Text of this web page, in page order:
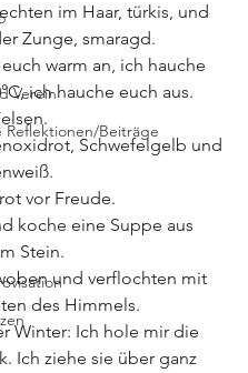
Verein
Reflektionen/Beiträge
im Haar, türkis, und
Zunge, smaragd.
warm an, ich hauche
ich hauche euch aus.
Schwefelgelb und
vor Freude.
koche eine Suppe aus
Stein.
und verflochten mit
des Himmels.
Winter: Ich hole mir die
Ich ziehe sie über ganz